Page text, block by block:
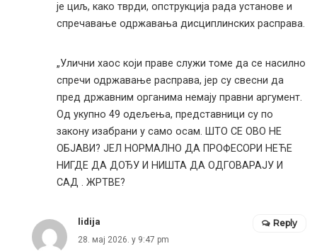
је циљ, како тврди, опструкција рада установе и
спречавање одржавања дисциплинских расправа.
„Улични хаос који праве служи томе да се насилно
спречи одржавање расправа, јер су свесни да
пред државним органима немају правни аргумент.
Од укупно 49 одељења, представници су по
закону изабрани у само осам. ШТО СЕ ОВО НЕ
ОБЈАВИ? ЈЕЛ НОРМАЛНО ДА ПРОФЕСОРИ НЕЋЕ
НИГДЕ ДА ДОЂУ И НИШТА ДА ОДГОВАРАЈУ И
САД . ЖРТВЕ?
lidija
28. мај 2026. у 9:47 pm
Reply